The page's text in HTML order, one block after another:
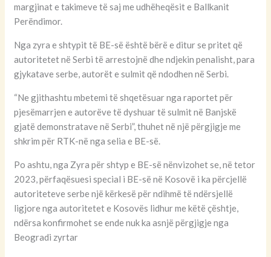
margjinat e takimeve të saj me udhëheqësit e Ballkanit
Perëndimor.
Nga zyra e shtypit të BE-së është bërë e ditur se pritet që
autoritetet në Serbi të arrestojnë dhe ndjekin penalisht, para
gjykatave serbe, autorët e sulmit që ndodhen në Serbi.
“Ne gjithashtu mbetemi të shqetësuar nga raportet për
pjesëmarrjen e autorëve të dyshuar të sulmit në Banjskë
gjatë demonstratave në Serbi”, thuhet në një përgjigje me
shkrim për RTK-në nga selia e BE-së.
Po ashtu, nga Zyra për shtyp e BE-së nënvizohet se, në tetor
2023, përfaqësuesi special i BE-së në Kosovë i ka përcjellë
autoriteteve serbe një kërkesë për ndihmë të ndërsjellë
ligjore nga autoritetet e Kosovës lidhur me këtë çështje,
ndërsa konfirmohet se ende nuk ka asnjë përgjigje nga
Beogradi zyrtar